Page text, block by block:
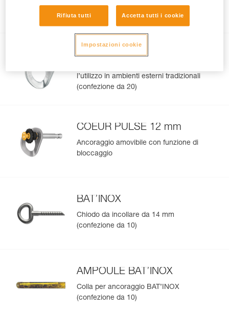
l’utilizzo in ambienti esterni tradizionali
(confezione da 20)
COEUR STAINLESS
l’utilizzo in ambienti esterni tradizionali
(confezione da 20)
COEUR PULSE 12 mm
Ancoraggio amovibile con funzione di
bloccaggio
BAT’INOX
Chiodo da incollare da 14 mm
(confezione da 10)
AMPOULE BAT’INOX
Colla per ancoraggio BAT’INOX
(confezione da 10)
Rifiuta tutti Accetta tutti i cookie
Impostazioni cookie